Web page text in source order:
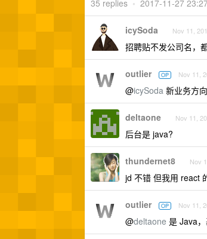
35 replies • 2017-11-27
icySoda Nov 11,
招聘贴不发公司名，
outlier OP Nov 11,
@icySoda 新业务方
deltaone Nov 11,
后台是 java?
thundernet8 Nov
jd 不错 但我用 react
outlier OP Nov 11,
@deltaone 是 Java